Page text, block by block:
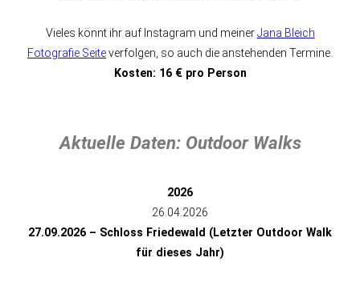
Vieles könnt ihr auf Instagram und meinerJana Bleich
Fotografie Seiteverfolgen, so auch die anstehenden Termine.
Kosten: 16 € pro Person
Aktuelle Daten: Outdoor Walks
2026
26.04.2026
27.09.2026 – Schloss Friedewald (Letzter Outdoor Walk
für dieses Jahr)